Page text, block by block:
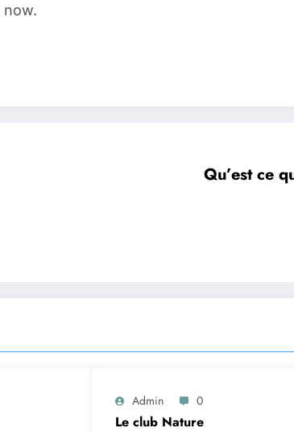
now.
Qu’est ce
Admin 0
Le club Nature